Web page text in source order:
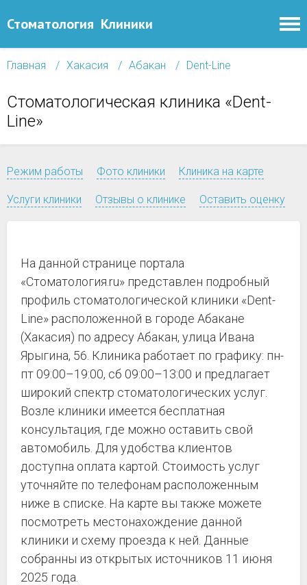
Стоматология Клиники
Главная Хакасия Абакан Dent-Line
Стоматологическая клиника «Dent-
Line»
Режим работы Фото клиники Клиника на карте
Услуги клиники Отзывы о клинике Оставить оценку
На данной странице портала
«Стоматология.ru» представлен подробный
профиль стоматологической клиники «Dent-
Line» расположенной в городе Абакане
(Хакасия) по адресу Абакан, улица Ивана
Ярыгина, 56. Клиника работает по графику: пн-
пт 09:00–19:00, сб 09:00–13:00 и предлагает
широкий спектр стоматологических услуг.
Возле клиники имеется бесплатная
консультация, где можно оставить свой
автомобиль. Для удобства клиентов
доступна оплата картой. Стоимость услуг
уточняйте по телефонам расположенным
ниже в списке. На карте вы также можете
посмотреть местонахождение данной
клиники и схему проезда к ней. Данные
собранны из открытых источников 11 июня
2025 года.